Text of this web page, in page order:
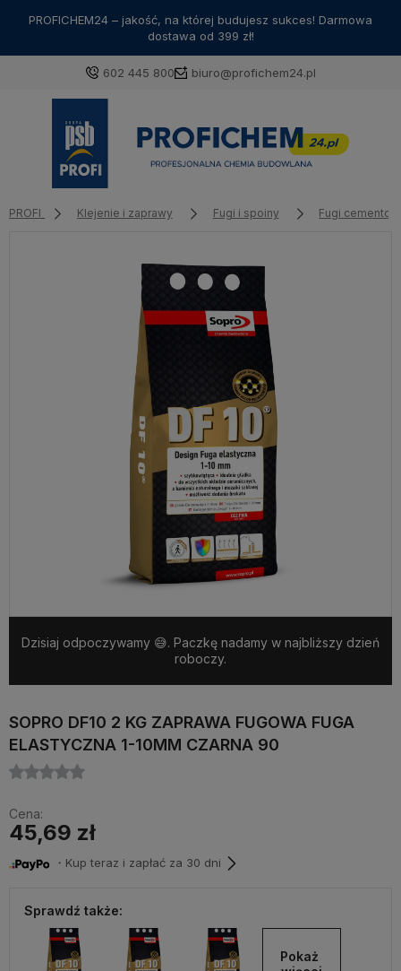
PROFICHEM24 – jakość, na której budujesz sukces! Darmowa
dostawa od 399 zł!
602 445 800 biuro@profichem24.pl
PROFI Klejenie i zaprawy Fugi i spoiny Fugi
Dzisiaj odpoczywamy 😅. Paczkę nadamy w najbliższy dzień
roboczy.
SOPRO DF10 2 KG ZAPRAWA FUGOWA FUGA
ELASTYCZNA 1-10MM CZARNA 90
Cena:
45,69 zł
・Kup teraz i zapłać za 30 dni
Sprawdź także:
Pokaż